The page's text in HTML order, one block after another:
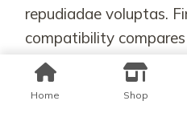
repudiadae voluptas.
compatibility
friends, family, and
reading for all zodiac
Home Shop